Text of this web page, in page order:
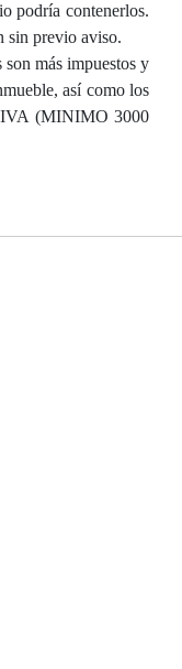
podría contenerlos.
sin previo aviso.
más impuestos y
así como los
IVA (MINIMO 3000